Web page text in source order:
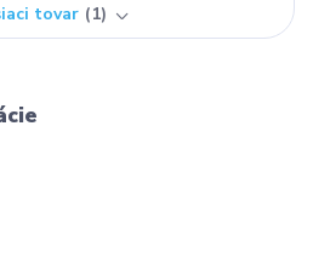
tovar
1